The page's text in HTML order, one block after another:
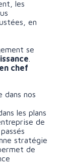
les
en
se
chef
dans nos
les plans
de
stratégie
de